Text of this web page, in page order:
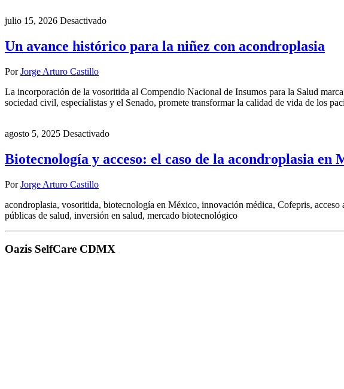
julio 15, 2026 Desactivado
Un avance histórico para la niñez con acondroplasia
Por Jorge Arturo Castillo
La incorporación de la vosoritida al Compendio Nacional de Insumos para la Salud
sociedad civil, especialistas y el Senado, promete transformar la calidad de vida de los
agosto 5, 2025 Desactivado
Biotecnología y acceso: el caso de la acondroplasia en
Por Jorge Arturo Castillo
acondroplasia, vosoritida, biotecnología en México, innovación médica, Cofepris,
públicas de salud, inversión en salud, mercado biotecnológico
Oazis SelfCare CDMX